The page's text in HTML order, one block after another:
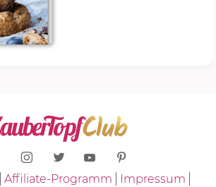
Affiliate-Programm
Impressum